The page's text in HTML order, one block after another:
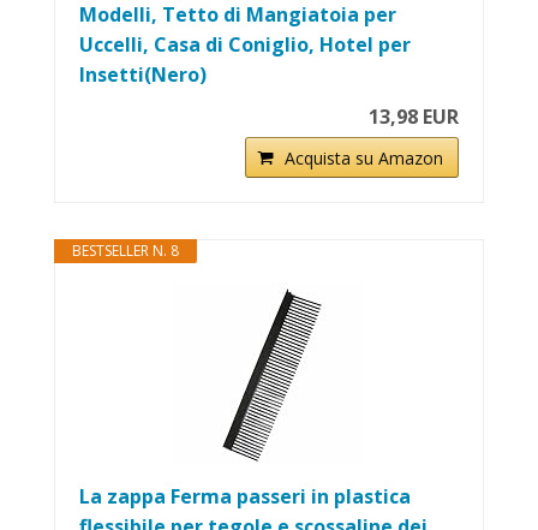
Modelli, Tetto di Mangiatoia per
Uccelli, Casa di Coniglio, Hotel per
Insetti(Nero)
13,98 EUR
Acquista su Amazon
BESTSELLER N. 8
La zappa Ferma passeri in plastica